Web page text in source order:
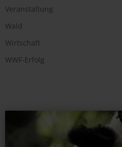
Veranstaltung
Wald
Wirtschaft
WWF-Erfolg